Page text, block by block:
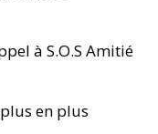
à S.O.S Amitié
en plus